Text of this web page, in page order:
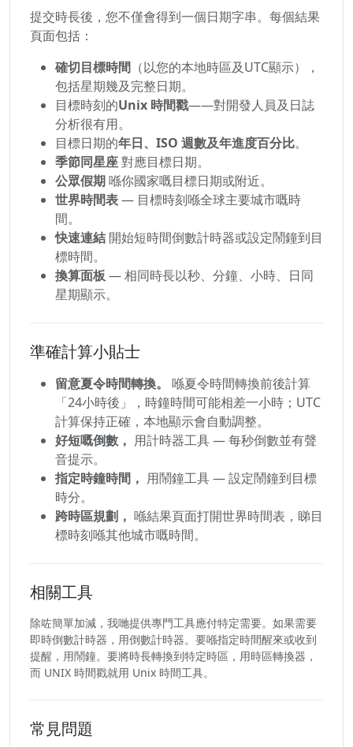
提交時長後，您不僅會得到一個日期字串。每個結果
頁面包括：
確切目標時間 （以您的本地時區及UTC顯示），
包括星期幾及完整日期。
目標時刻的Unix 時間戳——對開發人員及日誌
分析很有用。
目標日期的年日、ISO 週數及年進度百分比。
季節同星座對應目標日期。
公眾假期喺你國家嘅目標日期或附近。
世界時間表— 目標時刻喺全球主要城市嘅時
間。
快速連結 開始短時間倒數計時器或設定鬧鐘到目
標時間。
換算面板 — 相同時長以秒、分鐘、小時、日同
星期顯示。
準確計算小貼士
留意夏令時間轉換。
喺夏令時間轉換前後計算
「24小時後」，時鐘時間可能相差一小時；UTC
計算保持正確，本地顯示會自動調整。
好短嘅倒數， 用計時器工具 — 每秒倒數並有聲
音提示。
指定時鐘時間， 用鬧鐘工具 — 設定鬧鐘到目標
時分。
跨時區規劃， 喺結果頁面打開世界時間表，睇目
標時刻喺其他城市嘅時間。
相關工具
除咗簡單加減，我哋提供專門工具應付特定需要。如果需要
即時倒數計時器，用倒數計時器。要喺指定時間醒來或收到
提醒，用鬧鐘。要將時長轉換到特定時區，用時區轉換器，
而 UNIX 時間戳就用 Unix 時間工具。
常見問題